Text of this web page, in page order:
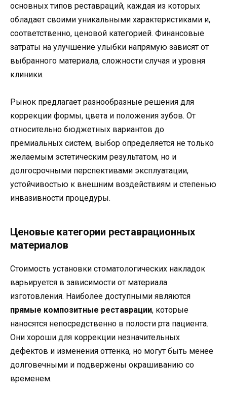
основных типов реставраций, каждая из которых
обладает своими уникальными характеристиками и,
соответственно, ценовой категорией. Финансовые
затраты на улучшение улыбки напрямую зависят от
выбранного материала, сложности случая и уровня
клиники.
Рынок предлагает разнообразные решения для
коррекции формы, цвета и положения зубов. От
относительно бюджетных вариантов до
премиальных систем, выбор определяется не только
желаемым эстетическим результатом, но и
долгосрочными перспективами эксплуатации,
устойчивостью к внешним воздействиям и степенью
инвазивности процедуры.
Ценовые категории реставрационных
материалов
Стоимость установки стоматологических накладок
варьируется в зависимости от материала
изготовления. Наиболее доступными являются
прямые композитные реставрации, которые
наносятся непосредственно в полости рта пациента.
Они хороши для коррекции незначительных
дефектов и изменения оттенка, но могут быть менее
долговечными и подвержены окрашиванию со
временем.